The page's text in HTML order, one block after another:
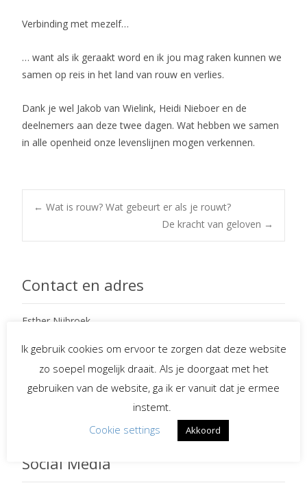
Verbinding met mezelf…
… want als ik geraakt word en ik jou mag raken kunnen we
samen op reis in het land van rouw en verlies.
Dank je wel Jakob van Wielink, Heidi Nieboer en de
deelnemers aan deze twee dagen. Wat hebben we samen
in alle openheid onze levenslijnen mogen verkennen.
Post
← Wat is rouw? Wat gebeurt er als je rouwt?
De kracht van geloven →
Contact en adres
Esther Nijbroek
7152 KV Eibergen
mobiel : 06 – 234 97 265
e-mail : info@EstherNijbroek.nl
Social Media
Ik gebruik cookies om ervoor te zorgen dat deze website
zo soepel mogelijk draait. Als je doorgaat met het
gebruiken van de website, ga ik er vanuit dat je ermee
instemt.
Cookie settings
Akkoord